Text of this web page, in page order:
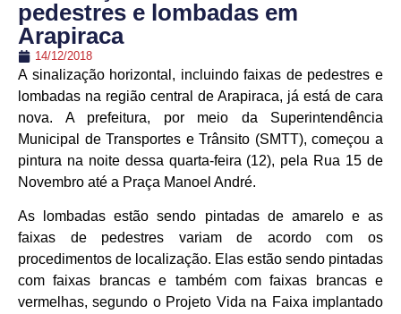
pedestres e lombadas em
Arapiraca
14/12/2018
A sinalização horizontal, incluindo faixas de pedestres e
lombadas na região central de Arapiraca, já está de cara
nova. A prefeitura, por meio da Superintendência
Municipal de Transportes e Trânsito (SMTT), começou a
pintura na noite dessa quarta-feira (12), pela Rua 15 de
Novembro até a Praça Manoel André.
As lombadas estão sendo pintadas de amarelo e as
faixas de pedestres variam de acordo com os
procedimentos de localização. Elas estão sendo pintadas
com faixas brancas e também com faixas brancas e
vermelhas, segundo o Projeto Vida na Faixa implantado